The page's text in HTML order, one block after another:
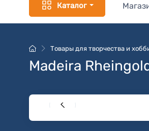
Каталог
Товары для творчества и
Madeira